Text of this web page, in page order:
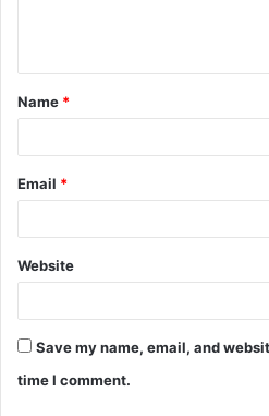
t
*
Name *
Email *
Website
Save my name, email, and
time I comment.